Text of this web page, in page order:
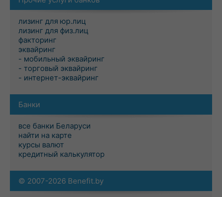
лизинг для юр.лиц
лизинг для физ.лиц
факторинг
эквайринг
- мобильный эквайринг
- торговый эквайринг
- интернет-эквайринг
Банки
все банки Беларуси
найти на карте
курсы валют
кредитный калькулятор
© 2007-2026 Benefit.by